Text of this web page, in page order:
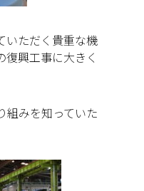
いただく貴重な機
興工事に大きく
組みを知っていた